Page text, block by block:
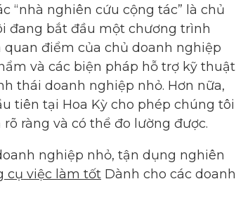
“nhà nghiên cứu cộng tác” là chủ
đang bắt đầu một chương trình
điểm của chủ doanh nghiệp
và các biện pháp hỗ trợ kỹ thuật
thái doanh nghiệp nhỏ. Hơn nữa,
tiên tại Hoa Kỳ cho phép chúng tôi
ràng và có thể đo lường được.
nghiệp nhỏ, tận dụng nghiên
cụ việc làm tốt Dành cho các doanh